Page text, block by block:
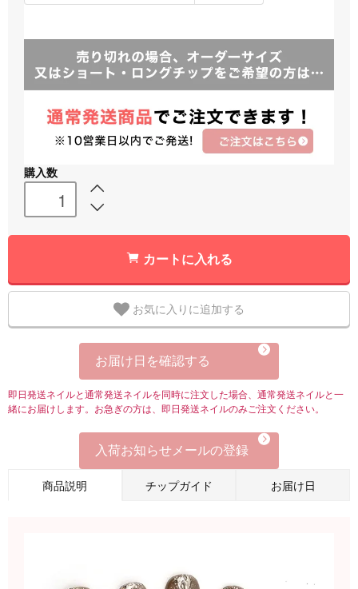
購入数
カートに入れる
お気に入りに追加する
お届け日を確認する
即日発送ネイルと通常発送ネイルを同時に注文した場合、通常発送ネイルと一
緒にお届けします。お急ぎの方は、即日発送ネイルのみご注文ください。
入荷お知らせメールの登録
商品説明 チップガイド お届け日